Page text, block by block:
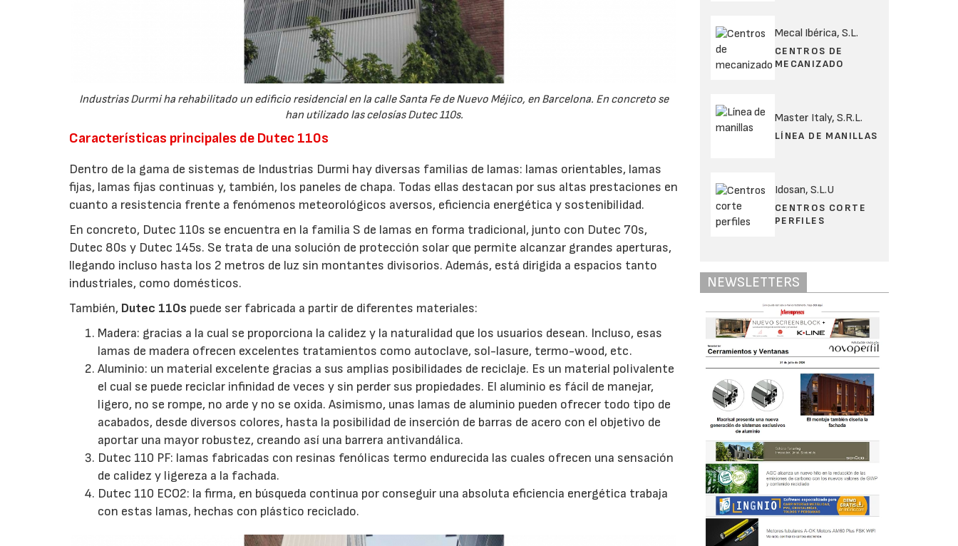
Industrias Durmi ha rehabilitado un edificio residencial en la calle Santa Fe de Nuevo Méjico, en Barcelona. En concreto se
han utilizado las celosías Dutec 110s.
Características principales de Dutec 110s
Dentro de la gama de sistemas de Industrias Durmi hay diversas familias de lamas: lamas orientables, lamas
fijas, lamas fijas continuas y, también, los paneles de chapa. Todas ellas destacan por sus altas prestaciones en
cuanto a resistencia frente a fenómenos meteorológicos aversos, eficiencia energética y sostenibilidad.
En concreto, Dutec 110s se encuentra en la familia S de lamas en forma tradicional, junto con Dutec 70s,
Dutec 80s y Dutec 145s. Se trata de una solución de protección solar que permite alcanzar grandes aperturas,
llegando incluso hasta los 2 metros de luz sin montantes divisorios. Además, está dirigida a espacios tanto
industriales, como domésticos.
También, Dutec 110s puede ser fabricada a partir de diferentes materiales:
Madera: gracias a la cual se proporciona la calidez y la naturalidad que los usuarios desean. Incluso, esas
lamas de madera ofrecen excelentes tratamientos como autoclave, sol-lasure, termo-wood, etc.
Aluminio: un material excelente gracias a sus amplias posibilidades de reciclaje. Es un material polivalente
el cual se puede reciclar infinidad de veces y sin perder sus propiedades. El aluminio es fácil de manejar,
ligero, no se rompe, no arde y no se oxida. Asimismo, unas lamas de aluminio pueden ofrecer todo tipo de
acabados, desde diversos colores, hasta la posibilidad de inserción de barras de acero con el objetivo de
aportar una mayor robustez, creando así una barrera antivandálica.
Dutec 110 PF: lamas fabricadas con resinas fenólicas termo endurecida las cuales ofrecen una sensación
de calidez y ligereza a la fachada.
Dutec 110 ECO2: la firma, en búsqueda continua por conseguir una absoluta eficiencia energética trabaja
con estas lamas, hechas con plástico reciclado.
Mecal Ibérica, S.L.
CENTROS DE
MECANIZADO
Master Italy, S.R.L.
LÍNEA DE MANILLAS
Idosan, S.L.U
CENTROS CORTE
PERFILES
NEWSLETTERS